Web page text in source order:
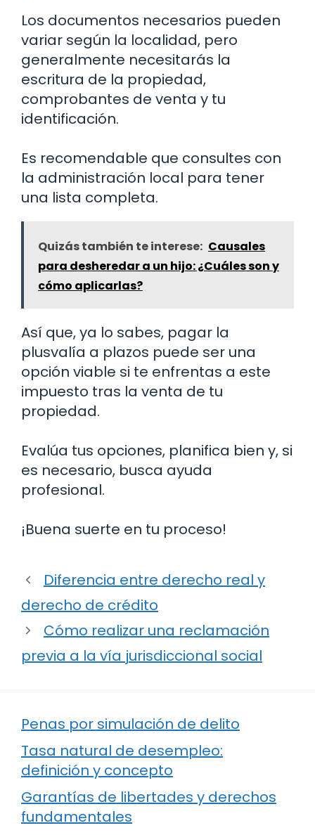
Los documentos necesarios pueden
variar según la localidad, pero
generalmente necesitarás la
escritura de la propiedad,
comprobantes de venta y tu
identificación.
Es recomendable que consultes con
la administración local para tener
una lista completa.
Quizás también te interese: Causales
para desheredar a un hijo: ¿Cuáles son y
cómo aplicarlas?
Así que, ya lo sabes, pagar la
plusvalía a plazos puede ser una
opción viable si te enfrentas a este
impuesto tras la venta de tu
propiedad.
Evalúa tus opciones, planifica bien y, si
es necesario, busca ayuda
profesional.
¡Buena suerte en tu proceso!
Diferencia entre derecho real y
derecho de crédito
Cómo realizar una reclamación
previa a la vía jurisdiccional social
Penas por simulación de delito
Tasa natural de desempleo:
definición y concepto
Garantías de libertades y derechos
fundamentales